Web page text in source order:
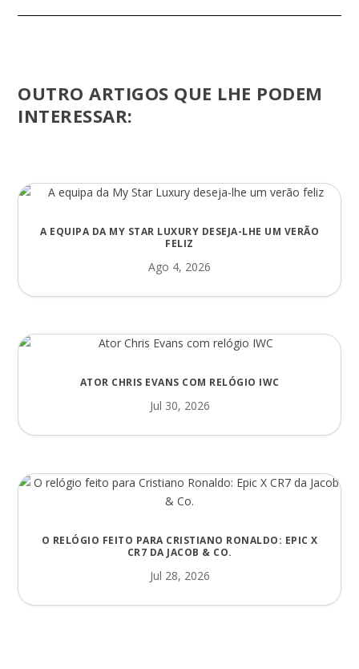
OUTRO ARTIGOS QUE LHE PODEM
INTERESSAR:
A EQUIPA DA MY STAR LUXURY DESEJA-LHE UM VERÃO
FELIZ
Ago 4, 2026
ATOR CHRIS EVANS COM RELÓGIO IWC
Jul 30, 2026
O RELÓGIO FEITO PARA CRISTIANO RONALDO: EPIC X
CR7 DA JACOB & CO.
Jul 28, 2026